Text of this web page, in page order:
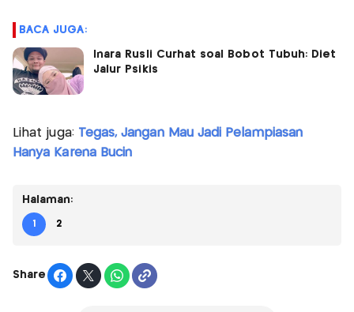
BACA JUGA:
Inara Rusli Curhat soal Bobot Tubuh: Diet
Jalur Psikis
Lihat juga: Tegas, Jangan Mau Jadi Pelampiasan
Hanya Karena Bucin
Halaman:
1 2
Share